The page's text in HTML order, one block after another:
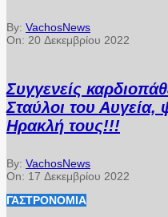
By: VachosNews
On: 20 Δεκεμβρίου 2022
Συγγενείς
Σταύλοι του
Ηρακλή τους!!!
By: VachosNews
On: 17 Δεκεμβρίου 2022
ΓΑΣΤΡΟΝΟΜΊΑ